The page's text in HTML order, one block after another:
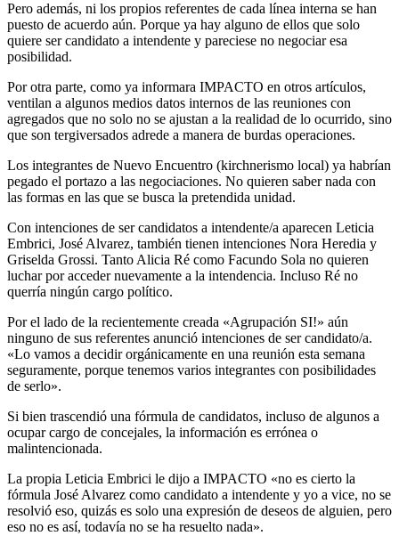
Pero además, ni los propios referentes de cada línea interna se han
puesto de acuerdo aún. Porque ya hay alguno de ellos que solo
quiere ser candidato a intendente y pareciese no negociar esa
posibilidad.
Por otra parte, como ya informara IMPACTO en otros artículos,
ventilan a algunos medios datos internos de las reuniones con
agregados que no solo no se ajustan a la realidad de lo ocurrido, sino
que son tergiversados adrede a manera de burdas operaciones.
Los integrantes de Nuevo Encuentro (kirchnerismo local) ya habrían
pegado el portazo a las negociaciones. No quieren saber nada con
las formas en las que se busca la pretendida unidad.
Con intenciones de ser candidatos a intendente/a aparecen Leticia
Embrici, José Alvarez, también tienen intenciones Nora Heredia y
Griselda Grossi. Tanto Alicia Ré como Facundo Sola no quieren
luchar por acceder nuevamente a la intendencia. Incluso Ré no
querría ningún cargo político.
Por el lado de la recientemente creada «Agrupación SI!» aún
ninguno de sus referentes anunció intenciones de ser candidato/a.
«Lo vamos a decidir orgánicamente en una reunión esta semana
seguramente, porque tenemos varios integrantes con posibilidades
de serlo».
Si bien trascendió una fórmula de candidatos, incluso de algunos a
ocupar cargo de concejales, la información es errónea o
malintencionada.
La propia Leticia Embrici le dijo a IMPACTO «no es cierto la
fórmula José Alvarez como candidato a intendente y yo a vice, no se
resolvió eso, quizás es solo una expresión de deseos de alguien, pero
eso no es así, todavía no se ha resuelto nada».